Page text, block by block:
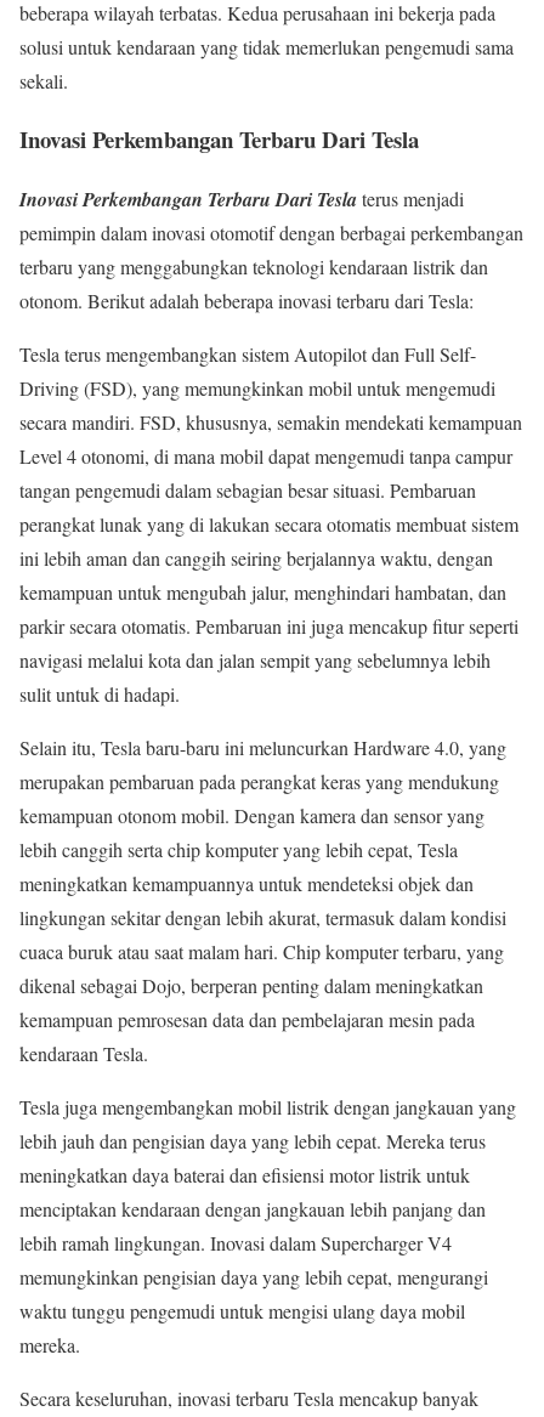
beberapa wilayah terbatas. Kedua perusahaan ini bekerja pada
solusi untuk kendaraan yang tidak memerlukan pengemudi sama
sekali.
Inovasi Perkembangan Terbaru Dari Tesla
Inovasi Perkembangan Terbaru Dari Teslaterus menjadi
pemimpin dalam inovasi otomotif dengan berbagai perkembangan
terbaru yang menggabungkan teknologi kendaraan listrik dan
otonom. Berikut adalah beberapa inovasi terbaru dari Tesla:
Tesla terus mengembangkan sistem Autopilot dan Full Self-
Driving (FSD), yang memungkinkan mobil untuk mengemudi
secara mandiri. FSD, khususnya, semakin mendekati kemampuan
Level 4 otonomi, di mana mobil dapat mengemudi tanpa campur
tangan pengemudi dalam sebagian besar situasi. Pembaruan
perangkat lunak yang di lakukan secara otomatis membuat sistem
ini lebih aman dan canggih seiring berjalannya waktu, dengan
kemampuan untuk mengubah jalur, menghindari hambatan, dan
parkir secara otomatis. Pembaruan ini juga mencakup fitur seperti
navigasi melalui kota dan jalan sempit yang sebelumnya lebih
sulit untuk di hadapi.
Selain itu, Tesla baru-baru ini meluncurkan Hardware 4.0, yang
merupakan pembaruan pada perangkat keras yang mendukung
kemampuan otonom mobil. Dengan kamera dan sensor yang
lebih canggih serta chip komputer yang lebih cepat, Tesla
meningkatkan kemampuannya untuk mendeteksi objek dan
lingkungan sekitar dengan lebih akurat, termasuk dalam kondisi
cuaca buruk atau saat malam hari. Chip komputer terbaru, yang
dikenal sebagai Dojo, berperan penting dalam meningkatkan
kemampuan pemrosesan data dan pembelajaran mesin pada
kendaraan Tesla.
Tesla juga mengembangkan mobil listrik dengan jangkauan yang
lebih jauh dan pengisian daya yang lebih cepat. Mereka terus
meningkatkan daya baterai dan efisiensi motor listrik untuk
menciptakan kendaraan dengan jangkauan lebih panjang dan
lebih ramah lingkungan. Inovasi dalam Supercharger V4
memungkinkan pengisian daya yang lebih cepat, mengurangi
waktu tunggu pengemudi untuk mengisi ulang daya mobil
mereka.
Secara keseluruhan, inovasi terbaru Tesla mencakup banyak